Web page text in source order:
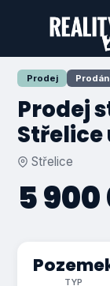
Prodej
Prodej
Střelice
Střelice
5
TYP